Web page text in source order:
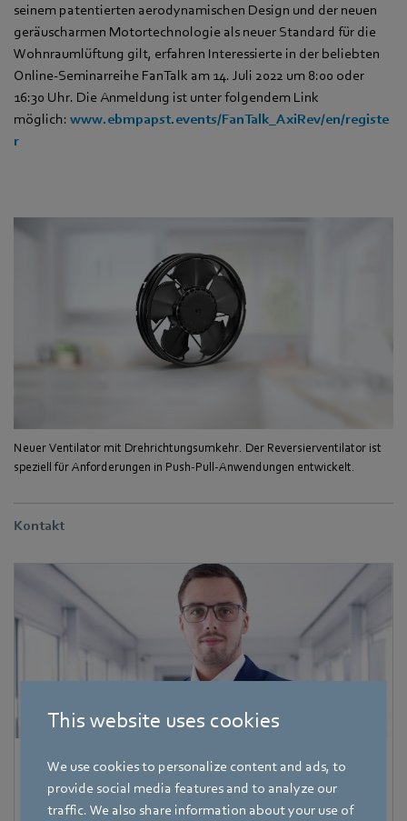
This website uses cookies
We use cookies to personalize content and ads, to
provide social media features and to analyze our
traffic. We also share information about your use of
seinem patentierten aerodynamischen Design und der neuen
geräuscharmen Motortechnologie als neuer Standard für die
Wohnraumlüftung gilt, erfahren Interessierte in der beliebten
Online-Seminarreihe FanTalk am 14. Juli 2022 um 8:00 oder
16:30 Uhr. Die Anmeldung ist unter folgendem Link
möglich: www.ebmpapst.events/FanTalk_AxiRev/en/registe
r
Neuer Ventilator mit Drehrichtungsumkehr. Der Reversierventilator ist
speziell für Anforderungen in Push-Pull-Anwendungen entwickelt.
Kontakt
Pascal Schöpf
Referent Fachpresse